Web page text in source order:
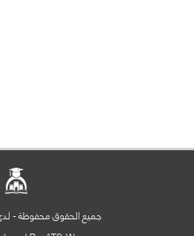
جميع الحقوق محفوظة -